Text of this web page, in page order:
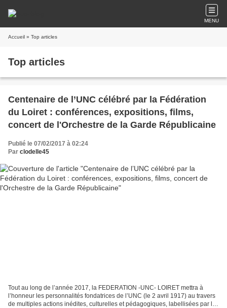
MENU
Accueil » Top articles
Top articles
Centenaire de l’UNC célébré par la Fédération
du Loiret : conférences, expositions, films,
concert de l'Orchestre de la Garde Républicaine
Publié le 07/02/2017 à 02:24
Par clodelle45
Tout au long de l’année 2017, la FEDERATION -UNC- LOIRET mettra à
l’honneur les personnalités fondatrices de l’UNC (le 2 avril 1917) au travers
de multiples actions inédites, culturelles et pédagogiques, labellisées par la